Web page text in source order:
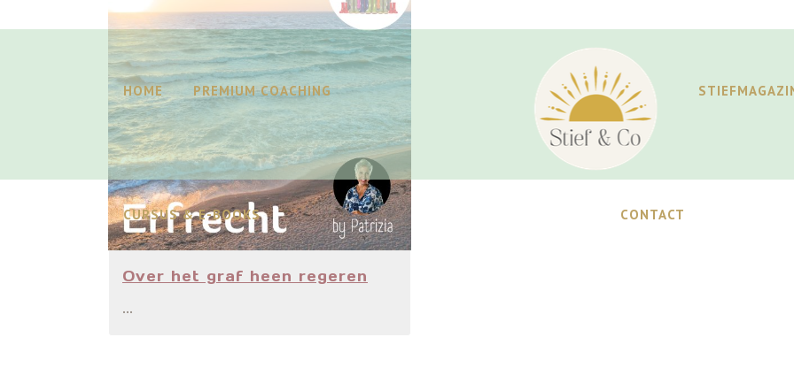
HOME PREMIUM COACHING
CURSUS & E-BOOKS CONTACT
Over het graf heen regeren
...